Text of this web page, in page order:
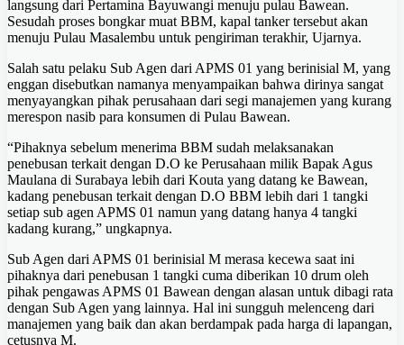
langsung dari Pertamina Bayuwangi menuju pulau Bawean.
Sesudah proses bongkar muat BBM, kapal tanker tersebut akan
menuju Pulau Masalembu untuk pengiriman terakhir, Ujarnya.
Salah satu pelaku Sub Agen dari APMS 01 yang berinisial M, yang
enggan disebutkan namanya menyampaikan bahwa dirinya sangat
menyayangkan pihak perusahaan dari segi manajemen yang kurang
merespon nasib para konsumen di Pulau Bawean.
“Pihaknya sebelum menerima BBM sudah melaksanakan
penebusan terkait dengan D.O ke Perusahaan milik Bapak Agus
Maulana di Surabaya lebih dari Kouta yang datang ke Bawean,
kadang penebusan terkait dengan D.O BBM lebih dari 1 tangki
setiap sub agen APMS 01 namun yang datang hanya 4 tangki
kadang kurang,” ungkapnya.
Sub Agen dari APMS 01 berinisial M merasa kecewa saat ini
pihaknya dari penebusan 1 tangki cuma diberikan 10 drum oleh
pihak pengawas APMS 01 Bawean dengan alasan untuk dibagi rata
dengan Sub Agen yang lainnya. Hal ini sungguh melenceng dari
manajemen yang baik dan akan berdampak pada harga di lapangan,
cetusnya M.